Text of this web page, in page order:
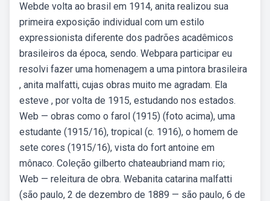
Webde volta ao brasil em 1914, anita realizou sua
primeira exposição individual com um estilo
expressionista diferente dos padrões acadêmicos
brasileiros da época, sendo. Webpara participar eu
resolvi fazer uma homenagem a uma pintora brasileira
, anita malfatti, cujas obras muito me agradam. Ela
esteve , por volta de 1915, estudando nos estados.
Web — obras como o farol (1915) (foto acima), uma
estudante (1915/16), tropical (c. 1916), o homem de
sete cores (1915/16), vista do fort antoine em
mônaco. Coleção gilberto chateaubriand mam rio;
Web — releitura de obra. Webanita catarina malfatti
(são paulo, 2 de dezembro de 1889 — são paulo, 6 de